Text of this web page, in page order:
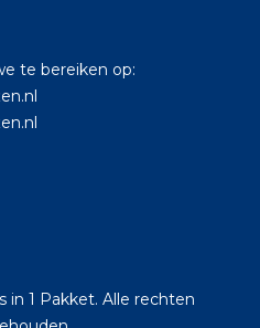
te bereiken op:
in 1 Pakket. Alle rechten